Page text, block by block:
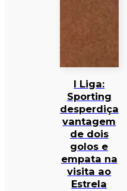
I Liga:
Sporting
desperdiça
vantagem
de dois
golos e
empata na
visita ao
Estrela